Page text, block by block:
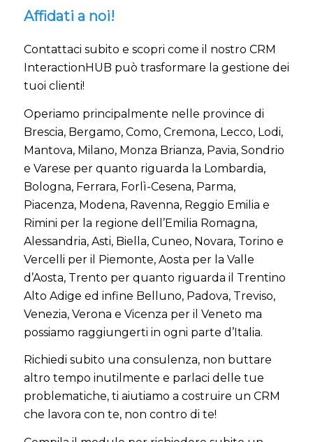
Affidati a noi!
Contattaci subito e scopri come il nostro CRM
InteractionHUB può trasformare la gestione dei
tuoi clienti!
Operiamo principalmente nelle province di
Brescia, Bergamo, Como, Cremona, Lecco, Lodi,
Mantova, Milano, Monza Brianza, Pavia, Sondrio
e Varese per quanto riguarda la Lombardia,
Bologna, Ferrara, Forlì-Cesena, Parma,
Piacenza, Modena, Ravenna, Reggio Emilia e
Rimini per la regione dell’Emilia Romagna,
Alessandria, Asti, Biella, Cuneo, Novara, Torino e
Vercelli per il Piemonte, Aosta per la Valle
d’Aosta, Trento per quanto riguarda il Trentino
Alto Adige ed infine Belluno, Padova, Treviso,
Venezia, Verona e Vicenza per il Veneto ma
possiamo raggiungerti in ogni parte d’Italia.
Richiedi subito una consulenza, non buttare
altro tempo inutilmente e parlaci delle tue
problematiche, ti aiutiamo a costruire un CRM
che lavora con te, non contro di te!